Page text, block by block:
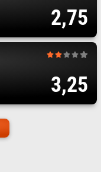
2,75
3,25